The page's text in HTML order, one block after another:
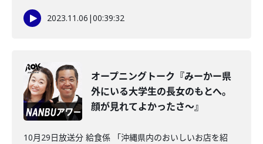
2023.11.06 |00:39:32
オープニングトーク『みーかー県
外にいる大学生の長女のもとへ。
顔が見れてよかったさ～』
10月29日放送分 給食係 「沖縄県内のおいしいお店を紹